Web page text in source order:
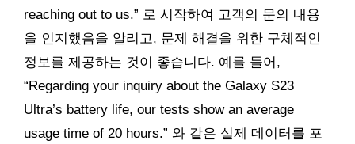
reaching out to us.” 로 시작하여 고객의 문의 내용
을 인지했음을 알리고, 문제 해결을 위한 구체적인
정보를 제공하는 것이 좋습니다. 예를 들어,
“Regarding your inquiry about the Galaxy S23
Ultra’s battery life, our tests show an average
usage time of 20 hours.” 와 같은 실제 데이터를 포